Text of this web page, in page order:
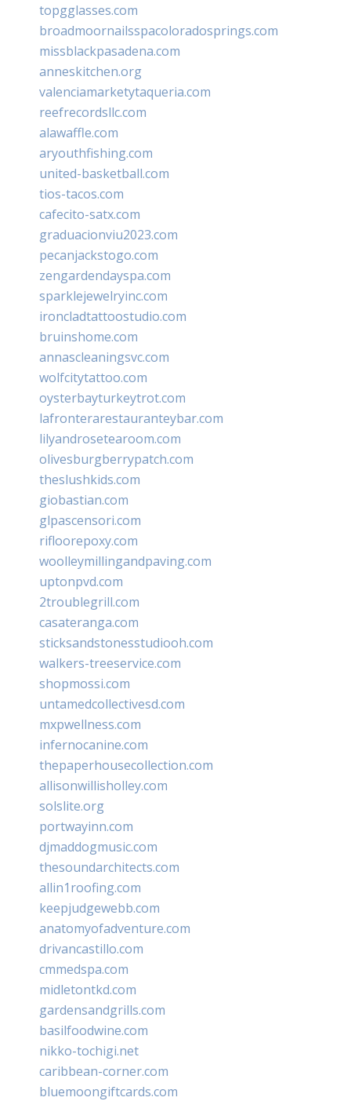
topgglasses.com
broadmoornailsspacoloradosprings.com
missblackpasadena.com
anneskitchen.org
valenciamarketytaqueria.com
reefrecordsllc.com
alawaffle.com
aryouthfishing.com
united-basketball.com
tios-tacos.com
cafecito-satx.com
graduacionviu2023.com
pecanjackstogo.com
zengardendayspa.com
sparklejewelryinc.com
ironcladtattoostudio.com
bruinshome.com
annascleaningsvc.com
wolfcitytattoo.com
oysterbayturkeytrot.com
lafronterarestauranteybar.com
lilyandrosetearoom.com
olivesburgberrypatch.com
theslushkids.com
giobastian.com
glpascensori.com
rifloorepoxy.com
woolleymillingandpaving.com
uptonpvd.com
2troublegrill.com
casateranga.com
sticksandstonesstudiooh.com
walkers-treeservice.com
shopmossi.com
untamedcollectivesd.com
mxpwellness.com
infernocanine.com
thepaperhousecollection.com
allisonwillisholley.com
solslite.org
portwayinn.com
djmaddogmusic.com
thesoundarchitects.com
allin1roofing.com
keepjudgewebb.com
anatomyofadventure.com
drivancastillo.com
cmmedspa.com
midletontkd.com
gardensandgrills.com
basilfoodwine.com
nikko-tochigi.net
caribbean-corner.com
bluemoongiftcards.com